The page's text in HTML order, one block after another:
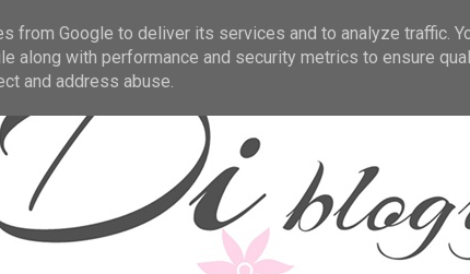
from Google to deliver its services and to analyze traffic.
along with performance and security metrics to ensure
and address abuse.